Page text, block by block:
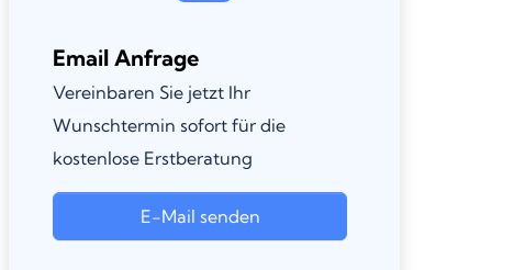
Email Anfrage
Vereinbaren Sie jetzt Ihr
Wunschtermin sofort für die
kostenlose Erstberatung
E-Mail senden